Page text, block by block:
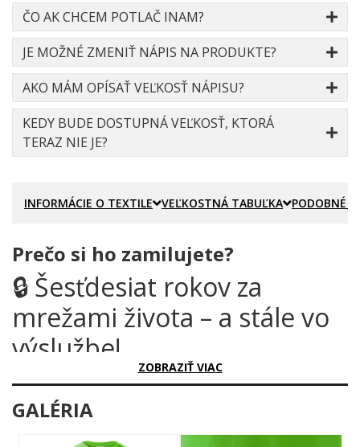
ČO AK CHCEM POTLAČ INAM?
JE MOŽNÉ ZMENIŤ NÁPIS NA PRODUKTE?
AKO MÁM OPÍSAŤ VEĽKOSŤ NÁPISU?
KEDY BUDE DOSTUPNÁ VEĽKOSŤ, KTORÁ
TERAZ NIE JE?
INFORMÁCIE O TEXTILE VEĽKOSTNÁ TABUĽKA PODOBNÉ
Prečo si ho zamilujete?
🔒 Šesťdesiat rokov za
mrežami života – a stále vo
výslužbe!
Šesťdesiatka nie je vek, je to hodnosť. A kto ju vie oceniť lepšie
dokonalá kombinácia humoru, úcty a poriadnej dávky nostalgie
ZOBRAZIŤ VIAC
GALÉRIA